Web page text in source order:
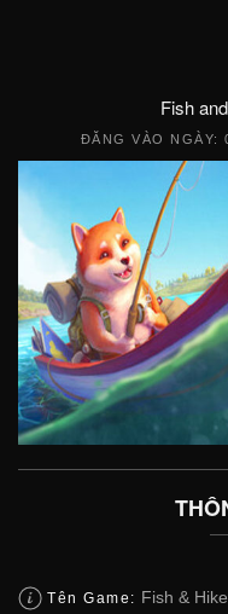
Fish
ĐĂNG VÀO NGÀY:
Tên Game: Fish & Hike